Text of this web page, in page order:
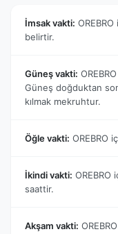
İmsak vakti:
belirtir.
Güneş vakti:
Güneş doğduktan
kılmak mekruhtur.
Öğle vakti: OREBRO
İkindi vakti: OREBRO
saattir.
Akşam vakti: